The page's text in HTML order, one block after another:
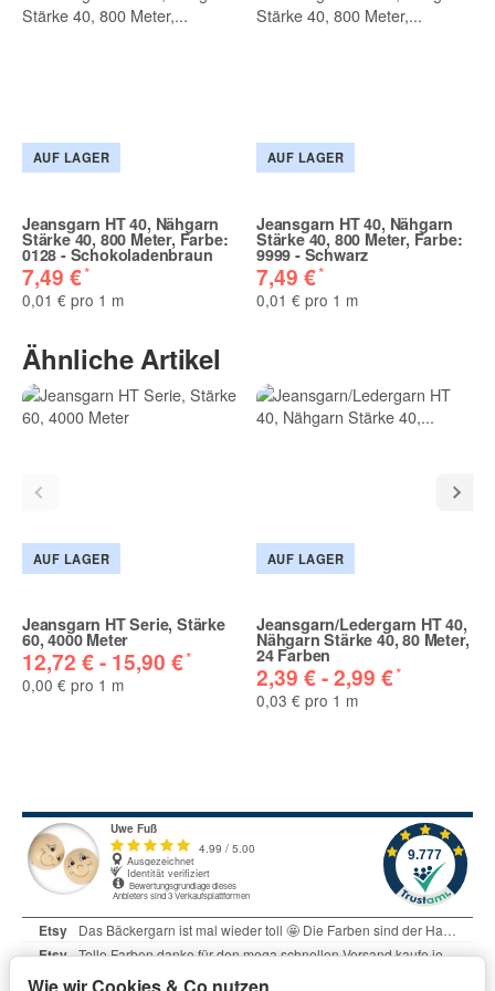
AUF LAGER
Jeansgarn HT 40, Nähgarn
Stärke 40, 800 Meter, Farbe:
0128 - Schokoladenbraun
7,49 €*
0,01 € pro 1 m
AUF LAGER
Jeansgarn HT 40, Nähgarn
Stärke 40, 800 Meter, Farbe:
9999 - Schwarz
7,49 €*
0,01 € pro 1 m
Ähnliche Artikel
AUF LAGER
Jeansgarn HT Serie, Stärke
60, 4000 Meter
12,72 € - 15,90 €*
0,00 € pro 1 m
AUF LAGER
Jeansgarn/Ledergarn HT 40,
Nähgarn Stärke 40, 80 Meter,
24 Farben
2,39 € -2,99 €*
0,03 € pro 1 m